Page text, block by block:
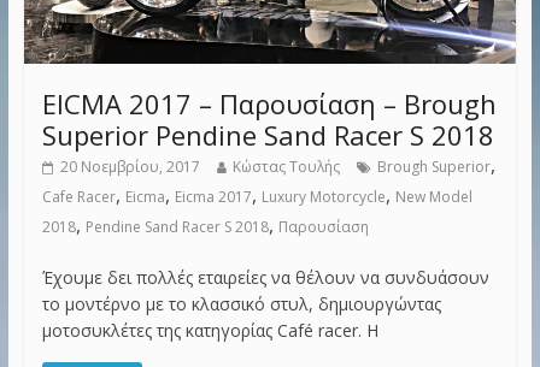
EICMA 2017 – Παρουσίαση – Brough
Superior Pendine Sand Racer S 2018
20 Νοεμβρίου, 2017 Κώστας Τουλής Brough Superior,
Cafe Racer, Eicma, Eicma 2017, Luxury Motorcycle, New Model
2018, Pendine Sand Racer S 2018, Παρουσίαση
Έχουμε δει πολλές εταιρείες να θέλουν να συνδυάσουν
το μοντέρνο με το κλασσικό στυλ, δημιουργώντας
μοτοσυκλέτες της κατηγορίας Café racer. Η